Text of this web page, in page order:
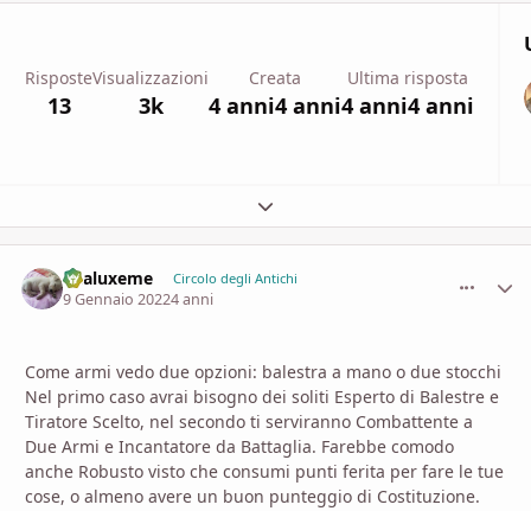
Risposte
13
Visualizzazioni
3k
Creata
4 anni4 anni
Ultima risposta
4 anni4 anni
Espandi panoramica del topic
Enaluxeme Circolo degli Antichi
9 Gennaio 20224 anni
Come armi vedo due opzioni: balestra a mano o due stocchi
Nel primo caso avrai bisogno dei soliti Esperto di Balestre e
Tiratore Scelto, nel secondo ti serviranno Combattente a
Due Armi e Incantatore da Battaglia. Farebbe comodo
anche Robusto visto che consumi punti ferita per fare le tue
cose, o almeno avere un buon punteggio di Costituzione.